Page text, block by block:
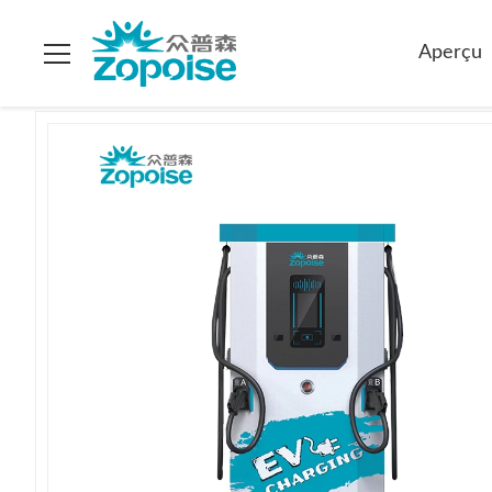
Aperçu
> Produits > Chargeurs électriques à courant continu